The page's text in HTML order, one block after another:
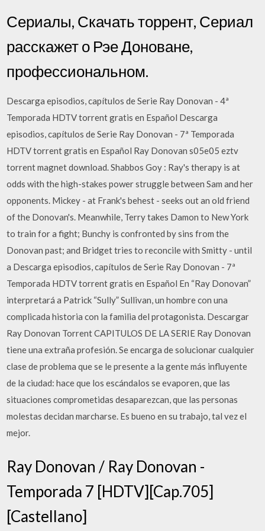
Сериалы, Скачать торрент, Сериал
расскажет о Рэе Доноване,
профессиональном.
Descarga episodios, capítulos de Serie Ray Donovan - 4ª
Temporada HDTV torrent gratis en Español Descarga
episodios, capítulos de Serie Ray Donovan - 7ª Temporada
HDTV torrent gratis en Español Ray Donovan s05e05 eztv
torrent magnet download. Shabbos Goy : Ray's therapy is at
odds with the high-stakes power struggle between Sam and her
opponents. Mickey - at Frank's behest - seeks out an old friend
of the Donovan's. Meanwhile, Terry takes Damon to New York
to train for a fight; Bunchy is confronted by sins from the
Donovan past; and Bridget tries to reconcile with Smitty - until
a Descarga episodios, capítulos de Serie Ray Donovan - 7ª
Temporada HDTV torrent gratis en Español En “Ray Donovan”
interpretará a Patrick “Sully” Sullivan, un hombre con una
complicada historia con la familia del protagonista. Descargar
Ray Donovan Torrent CAPITULOS DE LA SERIE Ray Donovan
tiene una extraña profesión. Se encarga de solucionar cualquier
clase de problema que se le presente a la gente más influyente
de la ciudad: hace que los escándalos se evaporen, que las
situaciones comprometidas desaparezcan, que las personas
molestas decidan marcharse. Es bueno en su trabajo, tal vez el
mejor.
Ray Donovan / Ray Donovan -
Temporada 7 [HDTV][Cap.705]
[Castellano]